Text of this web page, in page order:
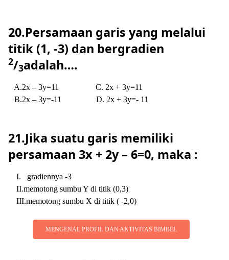
20.Persamaan garis yang melalui
titik (1, -3) dan bergradien
2/3adalah….
A.2x – 3y=11
C. 2x + 3y=11
B.2x – 3y=-11
D. 2x + 3y=- 11
21.Jika suatu garis memiliki
persamaan 3x + 2y – 6=0, maka :
I.
gradiennya -3
II.memotong sumbu Y di titik (0,3)
III.memotong sumbu X di titik ( -2,0)
MENGENAL PROFIL DAN AKTIVITAS BIMBEL